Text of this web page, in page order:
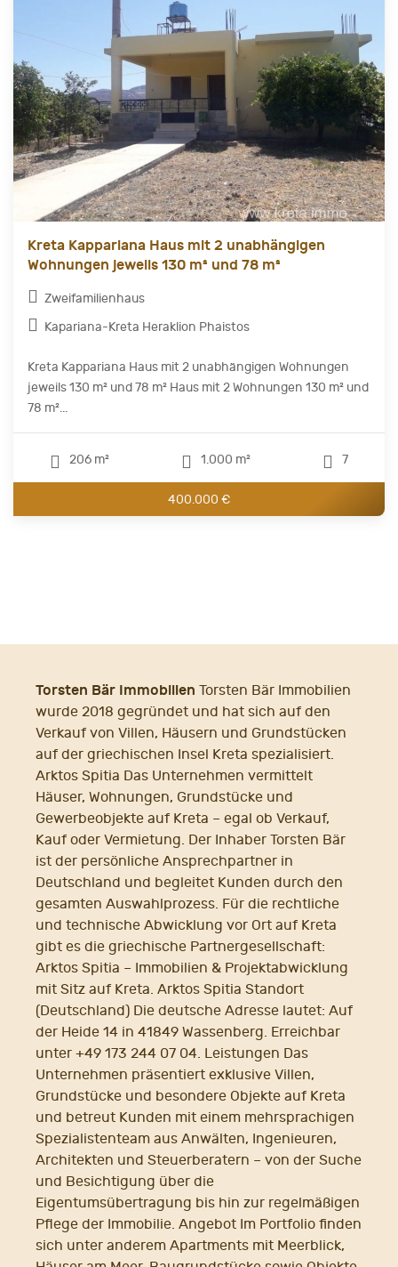
Kreta Kappariana Haus mit 2 unabhängigen
Wohnungen jeweils 130 m² und 78 m²
Zweifamilienhaus
Kapariana-Kreta Heraklion Phaistos
Kreta Kappariana Haus mit 2 unabhängigen Wohnungen
jeweils 130 m² und 78 m² Haus mit 2 Wohnungen 130 m² und
78 m²...
206 m² 1.000 m² 7
400.000 €
Torsten Bär Immobilien Torsten Bär Immobilien
wurde 2018 gegründet und hat sich auf den
Verkauf von Villen, Häusern und Grundstücken
auf der griechischen Insel Kreta spezialisiert.
Arktos Spitia Das Unternehmen vermittelt
Häuser, Wohnungen, Grundstücke und
Gewerbeobjekte auf Kreta – egal ob Verkauf,
Kauf oder Vermietung. Der Inhaber Torsten Bär
ist der persönliche Ansprechpartner in
Deutschland und begleitet Kunden durch den
gesamten Auswahlprozess. Für die rechtliche
und technische Abwicklung vor Ort auf Kreta
gibt es die griechische Partnergesellschaft:
Arktos Spitia – Immobilien & Projektabwicklung
mit Sitz auf Kreta. Arktos Spitia Standort
(Deutschland) Die deutsche Adresse lautet: Auf
der Heide 14 in 41849 Wassenberg. Erreichbar
unter +49 173 244 07 04. Leistungen Das
Unternehmen präsentiert exklusive Villen,
Grundstücke und besondere Objekte auf Kreta
und betreut Kunden mit einem mehrsprachigen
Spezialistenteam aus Anwälten, Ingenieuren,
Architekten und Steuerberatern – von der Suche
und Besichtigung über die
Eigentumsübertragung bis hin zur regelmäßigen
Pflege der Immobilie. Angebot Im Portfolio finden
sich unter anderem Apartments mit Meerblick,